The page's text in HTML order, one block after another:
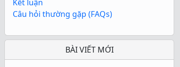
Kết luận
Câu hỏi thường gặp (FAQs)
BÀI VIẾT MỚI